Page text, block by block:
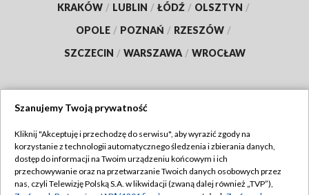
KRAKÓW / LUBLIN / ŁÓDŹ / OLSZTYN /
OPOLE / POZNAŃ / RZESZÓW /
SZCZECIN / WARSZAWA / WROCŁAW
TVP
Abonament TVP
Regulamin TVP
Szanujemy Twoją prywatność
Kliknij "Akceptuję i przechodzę do serwisu", aby wyrazić zgody na
korzystanie z technologii automatycznego śledzenia i zbierania danych,
dostęp do informacji na Twoim urządzeniu końcowym i ich
przechowywanie oraz na przetwarzanie Twoich danych osobowych przez
nas, czyli Telewizję Polską S.A. w likwidacji (zwaną dalej również „TVP”),